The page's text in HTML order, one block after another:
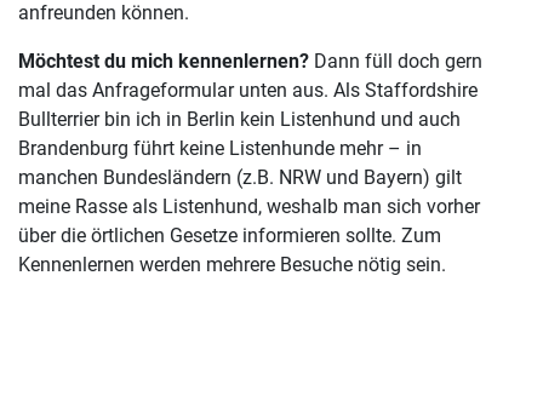
anfreunden können.
Möchtest du mich kennenlernen? Dann füll doch gern
mal das Anfrageformular unten aus. Als Staffordshire
Bullterrier bin ich in Berlin kein Listenhund und auch
Brandenburg führt keine Listenhunde mehr – in
manchen Bundesländern (z.B. NRW und Bayern) gilt
meine Rasse als Listenhund, weshalb man sich vorher
über die örtlichen Gesetze informieren sollte. Zum
Kennenlernen werden mehrere Besuche nötig sein.